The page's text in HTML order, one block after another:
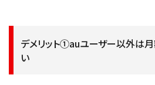
デメリット①auユーザー以外は
い